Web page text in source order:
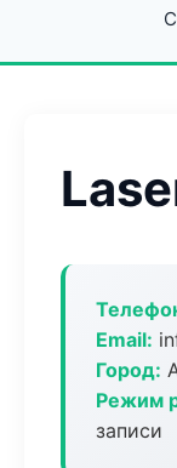
Email:
Город:
Режим
записи